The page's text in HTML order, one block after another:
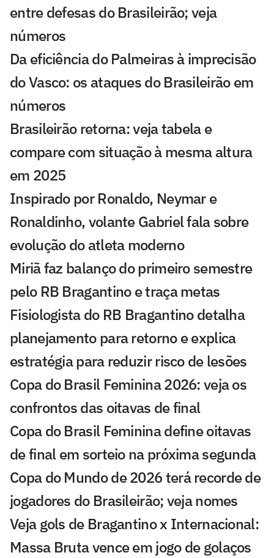
entre defesas do Brasileirão; veja
números
Da eficiência do Palmeiras à imprecisão
do Vasco: os ataques do Brasileirão em
números
Brasileirão retorna: veja tabela e
compare com situação à mesma altura
em 2025
Inspirado por Ronaldo, Neymar e
Ronaldinho, volante Gabriel fala sobre
evolução do atleta moderno
Miriã faz balanço do primeiro semestre
pelo RB Bragantino e traça metas
Fisiologista do RB Bragantino detalha
planejamento para retorno e explica
estratégia para reduzir risco de lesões
Copa do Brasil Feminina 2026: veja os
confrontos das oitavas de final
Copa do Brasil Feminina define oitavas
de final em sorteio na próxima segunda
Copa do Mundo de 2026 terá recorde de
jogadores do Brasileirão; veja nomes
Veja gols de Bragantino x Internacional:
Massa Bruta vence em jogo de golaços